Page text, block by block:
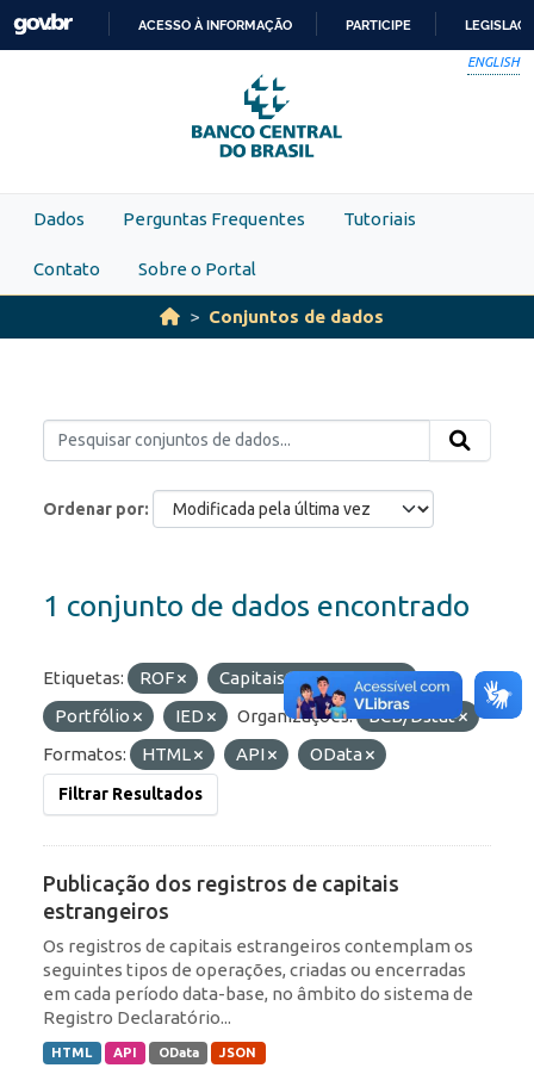
Skip to main content
PARA
O
CONTEÚDO
ACESSO À INFORMAÇÃO PARTICIPE
ENGLISH
Dados Perguntas Frequentes Tutoriais
Contato Sobre o Portal
Conjuntos de dados
Ordenar por
1 conjunto de dados encontrado
Etiquetas: ROF
Capitais Estrangeiros
Portfólio
IED Organizações:
BCB/Dstat
Formatos:
HTML API OData
Filtrar Resultados
Publicação dos registros de capitais
estrangeiros
Os registros de capitais estrangeiros contemplam os
seguintes tipos de operações, criadas ou encerradas
em cada período data-base, no âmbito do sistema de
Registro Declaratório...
HTML API OData JSON